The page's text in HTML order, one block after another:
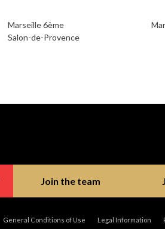
Marseille 6ème
Salon-de-Provence
Join the team
General Conditions of Use Legal Information